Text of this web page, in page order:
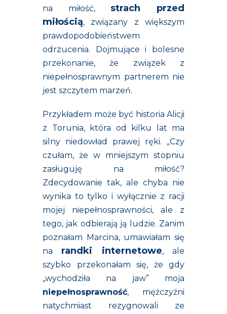
na miłość, strach przed
miłością, związany z większym
prawdopodobieństwem
odrzucenia. Dojmujące i bolesne
przekonanie, że związek z
niepełnosprawnym partnerem nie
jest szczytem marzeń.
Przykładem może być historia Alicji
z Torunia, która od kilku lat ma
silny niedowład prawej ręki. „Czy
czułam, że w mniejszym stopniu
zasługuję na miłość?
Zdecydowanie tak, ale chyba nie
wynika to tylko i wyłącznie z racji
mojej niepełnosprawności, ale z
tego, jak odbierają ją ludzie. Zanim
poznałam Marcina, umawiałam się
na randki internetowe, ale
szybko przekonałam się, że gdy
„wychodziła na jaw” moja
niepełnosprawność, mężczyźni
natychmiast rezygnowali ze